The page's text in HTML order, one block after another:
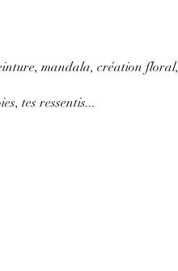
mandala, création floral,
tes ressentis...